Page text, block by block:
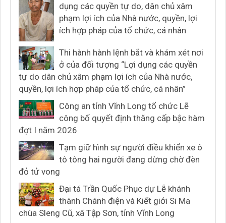
dụng các quyền tự do, dân chủ xâm
phạm lợi ích của Nhà nước, quyền, lợi
ích hợp pháp của tổ chức, cá nhân
Thi hành hành lệnh bắt và khám xét nơi
ở của đối tượng “Lợi dụng các quyền
tự do dân chủ xâm phạm lợi ích của Nhà nước,
quyền, lợi ích hợp pháp của tổ chức, cá nhân”
Công an tỉnh Vĩnh Long tổ chức Lễ
công bố quyết định thăng cấp bậc hàm
đợt I năm 2026
Tạm giữ hình sự người điều khiển xe ô
tô tông hai người đang dừng chờ đèn
đỏ tử vong
Đại tá Trần Quốc Phục dự Lễ khánh
thành Chánh điện và Kiết giới Si Ma
chùa Sleng Cũ, xã Tập Sơn, tỉnh Vĩnh Long